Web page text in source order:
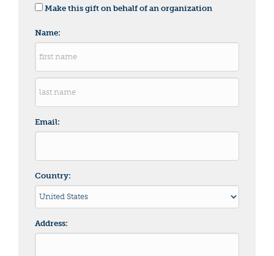
Make this gift on behalf of an organization
Name:
Email:
Country:
Address: